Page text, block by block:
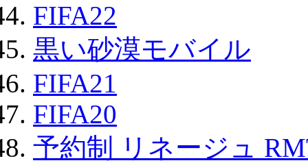
FIFA22
黒い砂漠モバイル
FIFA21
FIFA20
予約制 リネージュ